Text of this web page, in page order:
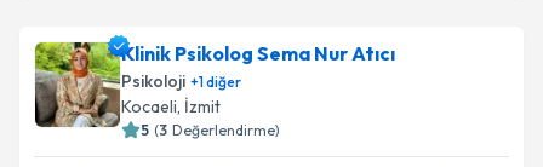
Klinik Psikolog Sema Nur Atıcı
Psikoloji +1diğer
Kocaeli, İzmit
5 (3 Değerlendirme)